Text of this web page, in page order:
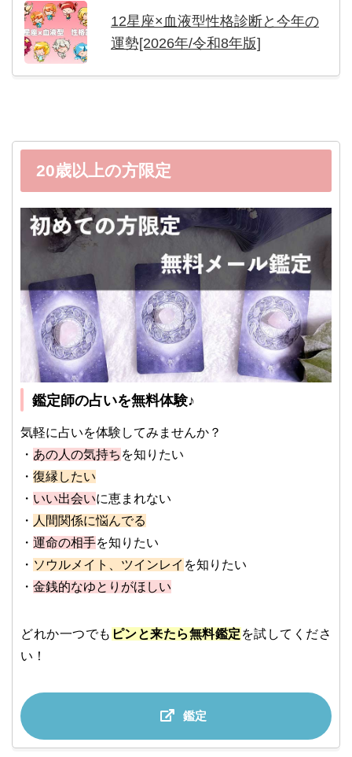
12星座×血液型性格診断と今年の
運勢[2026年/令和8年版]
20歳以上の方限定
鑑定師の占いを無料体験♪
気軽に占いを体験してみませんか？
・ あの人の気持ち を知りたい
・ 復縁したい
・ いい出会いに恵まれない
・ 人間関係に悩んでる
・ 運命の相手を知りたい
・ ソウルメイト、ツインレイ を知りたい
・ 金銭的なゆとりがほしい
どれか一つでも ピンと来たら無料鑑定 を試してくださ
い！
鑑定